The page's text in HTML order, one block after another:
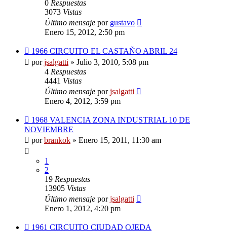
0 Respuestas
3073 Vistas
Último mensaje por gustavo
Enero 15, 2012, 2:50 pm
1966 CIRCUITO EL CASTAÑO ABRIL 24
porjsalgatti » Julio 3, 2010, 5:08 pm
4 Respuestas
4441 Vistas
Último mensaje porjsalgatti
Enero 4, 2012, 3:59 pm
1968 VALENCIA ZONA INDUSTRIAL 10 DE
NOVIEMBRE
porbrankok » Enero 15, 2011, 11:30 am
1
2
19 Respuestas
13905 Vistas
Último mensaje porjsalgatti
Enero 1, 2012, 4:20 pm
1961 CIRCUITO CIUDAD OJEDA